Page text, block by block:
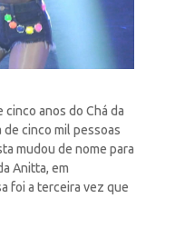
anos do Chá da
de cinco mil pessoas
mudou de nome para
Anitta, em
foi a terceira vez que